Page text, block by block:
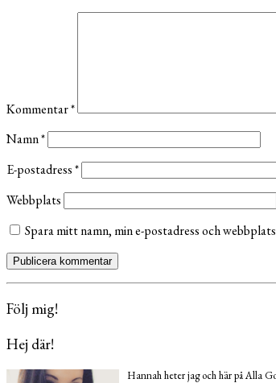
Kommentar*
Namn*
E-postadress*
Webbplats
Spara mitt namn, min e-postadress och
Följ mig!
Hej där!
Hannah heter jag och här på Alla